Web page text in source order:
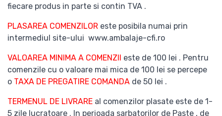
fiecare produs in parte si contin TVA .
PLASAREA COMENZILOR este posibila numai prin
intermediul site-ului www.ambalaje-cfi.ro
VALOAREA MINIMA A COMENZII este de 100 lei . Pentru
comenzile cu o valoare mai mica de 100 lei se percepe
o TAXA DE PREGATIRE COMANDA de 50 lei .
TERMENUL DE LIVRARE al comenzilor plasate este de 1-
5 zile lucratoare . In perioada sarbatorilor de Paste , de